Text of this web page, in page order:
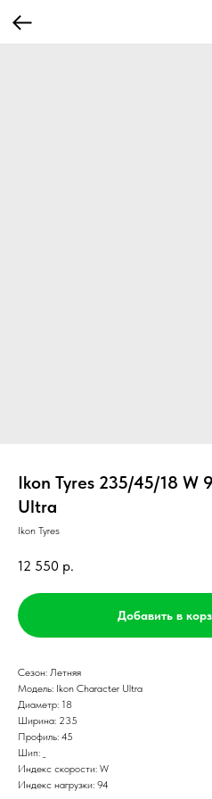
Ikon Tyres 235/45/18 W
Ultra
Ikon Tyres
12 550 р.
Добавить в
Сезон: Летняя
Модель: Ikon Character Ultra
Диаметр: 18
Ширина: 235
Профиль: 45
Шип: _
Индекс скорости: W
Индекс нагрузки: 94